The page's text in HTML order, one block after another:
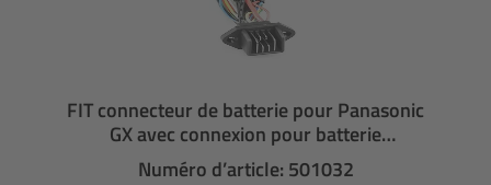
FIT connecteur de batterie pour Panasonic
GX avec connexion pour batterie
supplémentaire
Numéro d’article: 501032